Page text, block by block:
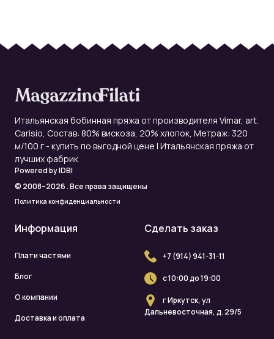
Итальянская бобинная пряжа от производителя Vimar, art.
Carisio, Состав: 80% вискоза, 20% хлопок, Метраж: 320
м/100 г - купить по выгодной цене | Итальянская пряжа от
лучших фабрик
Powered byIDBI
© 2008–2026 . Все права защищены
Политика конфиденциальности
Информация
Плати частями
Блог
О компании
Доставка и оплата
Сделать заказ
+7 (914) 941-31-11
с 10:00 до 19:00
г Иркутск, ул
Дальневосточная, д. 29/5